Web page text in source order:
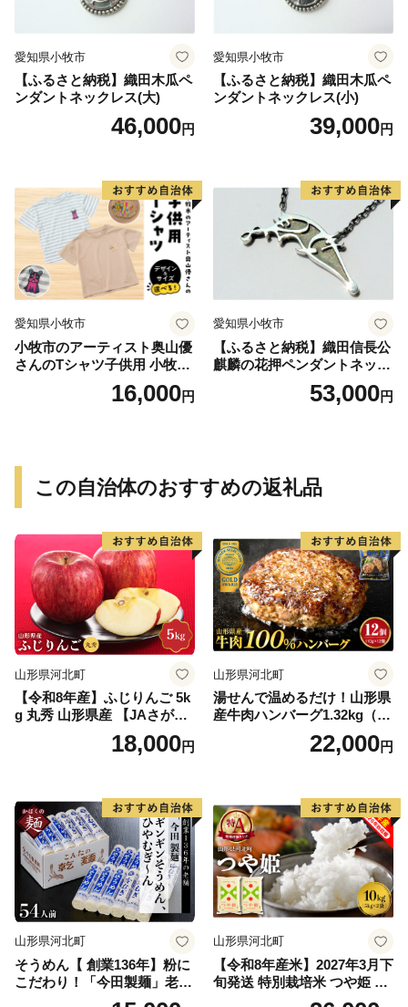
愛知県小牧市
【ふるさと納税】織田木瓜ペ
ンダントネックレス(大)
46,000円
愛知県小牧市
【ふるさと納税】織田木瓜ペ
ンダントネックレス(小)
39,000円
愛知県小牧市
小牧市のアーティスト奥山優
さんのTシャツ子供用 小牧市
16,000円
愛知県小牧市
【ふるさと納税】織田信長公
麒麟の花押ペンダントネック
53,000円
この自治体のおすすめの返礼品
山形県河北町
【令和8年産】ふじりんご 5k
g 丸秀 山形県産 【JAさがえ
西村山】 山形県 河北町 贈答
ふじ 農協 りんご 林檎 ギフト
18,000円
山形県河北町
湯せんで温めるだけ！山形県
産牛肉ハンバーグ1.32kg（11
22,000円
山形県河北町
そうめん【 創業136年】粉に
こだわり！「今田製麺」老舗
のギンギンそうめん、ひやむ
山形県河北町
【令和8年産米】2027年3月下
旬発送 特別栽培米 つや姫 10
kg 山形県産【米COMEかほ